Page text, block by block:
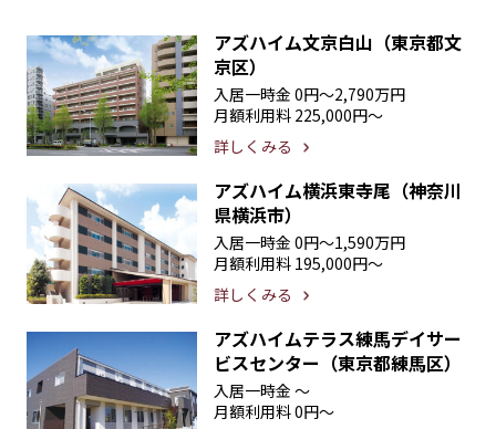
アズハイム文京白山（東京都文
京区）
入居一時金 0円〜2,790万円
月額利用料 225,000円〜
詳しくみる
アズハイム横浜東寺尾（神奈川
県横浜市）
入居一時金 0円〜1,590万円
月額利用料 195,000円〜
詳しくみる
アズハイムテラス練馬デイサー
ビスセンター（東京都練馬区）
入居一時金 〜
月額利用料0円〜